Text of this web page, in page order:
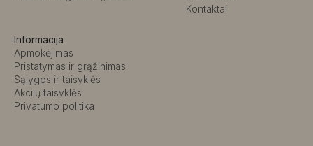
Kontaktai
Informacija
Apmokėjimas
Pristatymas ir grąžinimas
Sąlygos ir taisyklės
Akcijų taisyklės
Privatumo politika